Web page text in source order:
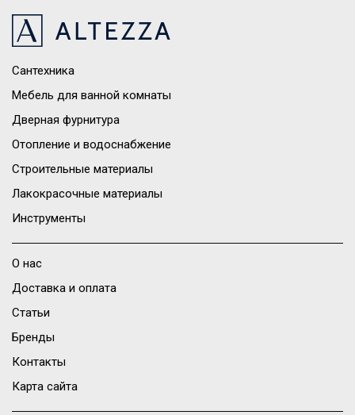
Сантехника
Мебель для ванной комнаты
Дверная фурнитура
Отопление и водоснабжение
Строительные материалы
Лакокрасочные материалы
Инструменты
О нас
Доставка и оплата
Статьи
Бренды
Контакты
Карта сайта